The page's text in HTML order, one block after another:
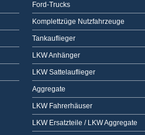
Ford-Trucks
Komplettzüge Nutzfahrzeuge
Tankauflieger
LKW Anhänger
LKW Sattelauflieger
Aggregate
LKW Fahrerhäuser
LKW Ersatzteile / LKW Aggregate